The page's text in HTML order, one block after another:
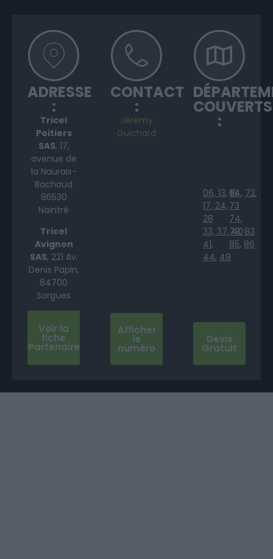
ADRESSE
:
Tricel
Poitiers
SAS, 17,
avenue de
la Naurais-
Bachaud
86530
Naintré
Tricel
Avignon
SAS, 221 Av.
Denis Papin,
84700
Sorgues
Voir la
fiche
Partenaire
CONTACT
:
Jérémy
Guichard
Afficher
le
numéro
COUVERTS
:
06, 13, 16
17, 24,
28
33, 37,40
41,
44, 49
64, 72,
73
74,
79, 83
85, 86
Devis
Gratuit